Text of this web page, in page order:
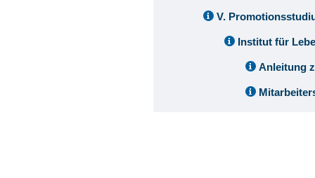
V.
Institut für
Anleitung